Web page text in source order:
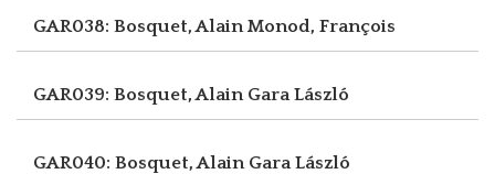
GAR038: Bosquet, AlainMonod, François
GAR039: Bosquet, Alain Gara László
GAR040: Bosquet, Alain Gara László